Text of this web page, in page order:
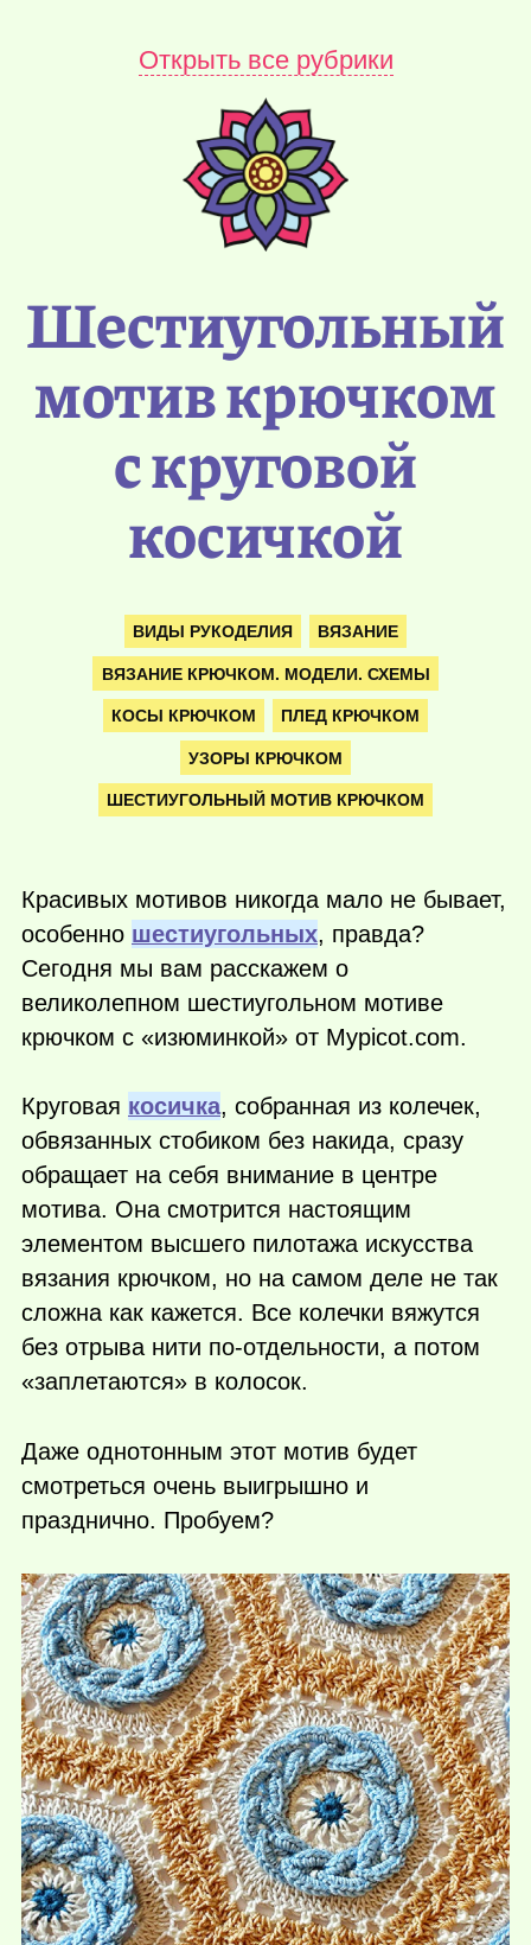
Открыть все рубрики
Шестиугольный
мотив крючком
с круговой
косичкой
ВИДЫ РУКОДЕЛИЯ ВЯЗАНИЕ
ВЯЗАНИЕ КРЮЧКОМ. МОДЕЛИ. СХЕМЫ
КОСЫ КРЮЧКОМ ПЛЕД КРЮЧКОМ
УЗОРЫ КРЮЧКОМ
ШЕСТИУГОЛЬНЫЙ МОТИВ КРЮЧКОМ
Красивых мотивов никогда мало не бывает,
особенно шестиугольных, правда?
Сегодня мы вам расскажем о
великолепном шестиугольном мотиве
крючком с «изюминкой» от Mypicot.com.
Круговая косичка, собранная из колечек,
обвязанных стобиком без накида, сразу
обращает на себя внимание в центре
мотива. Она смотрится настоящим
элементом высшего пилотажа искусства
вязания крючком, но на самом деле не так
сложна как кажется. Все колечки вяжутся
без отрыва нити по-отдельности, а потом
«заплетаются» в колосок.
Даже однотонным этот мотив будет
смотреться очень выигрышно и
празднично. Пробуем?